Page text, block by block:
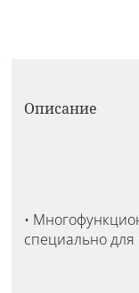
Описание
•
специально